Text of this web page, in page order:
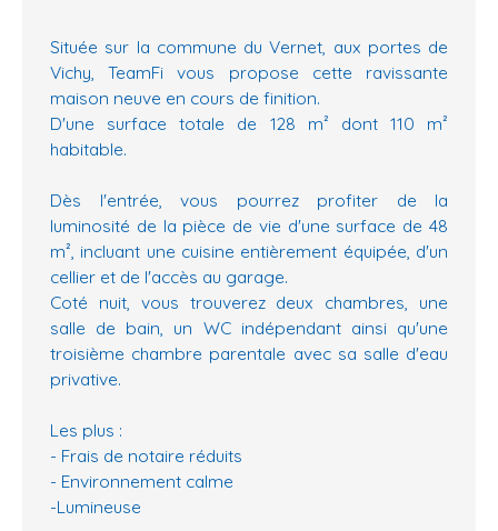
Située sur la commune du Vernet, aux portes de
Vichy, TeamFi vous propose cette ravissante
maison neuve en cours de finition.
D'une surface totale de 128 m² dont 110 m²
habitable.
Dès l'entrée, vous pourrez profiter de la
luminosité de la pièce de vie d'une surface de 48
m², incluant une cuisine entièrement équipée, d'un
cellier et de l'accès au garage.
Coté nuit, vous trouverez deux chambres, une
salle de bain, un WC indépendant ainsi qu'une
troisième chambre parentale avec sa salle d'eau
privative.
Les plus :
- Frais de notaire réduits
- Environnement calme
-Lumineuse